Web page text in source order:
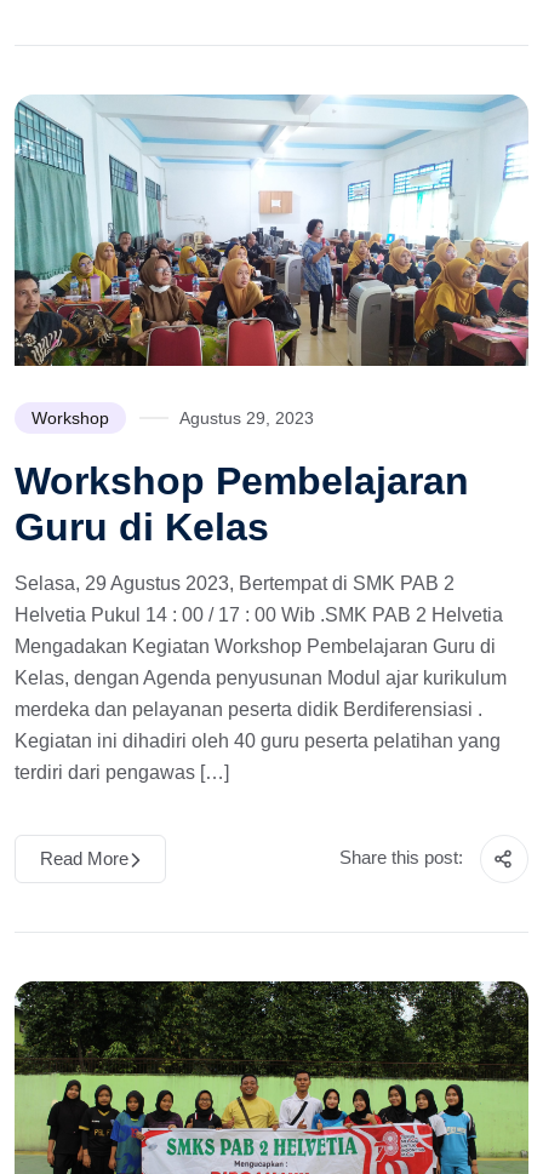
Workshop Agustus 29, 2023
Workshop Pembelajaran
Guru di Kelas
Selasa, 29 Agustus 2023, Bertempat di SMK PAB 2
Helvetia Pukul 14 : 00 / 17 : 00 Wib .SMK PAB 2 Helvetia
Mengadakan Kegiatan Workshop Pembelajaran Guru di
Kelas, dengan Agenda penyusunan Modul ajar kurikulum
merdeka dan pelayanan peserta didik Berdiferensiasi .
Kegiatan ini dihadiri oleh 40 guru peserta pelatihan yang
terdiri dari pengawas […]
Read More Share this post: